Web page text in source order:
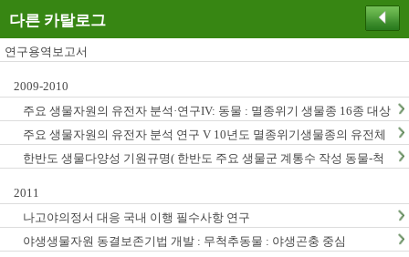
다른 카탈로그
연구용역보고서
2009-2010
주요 생물자원의 유전자 분석·연구IV: 동물 : 멸종위기 생물종 16종 대상
주요 생물자원의 유전자 분석 연구 V 10년도 멸종위기생물종의 유전체
연구
한반도 생물다양성 기원규명( 한반도 주요 생물군 계통수 작성 동물-척
2011
나고야의정서 대응 국내 이행 필수사항 연구
야생생물자원 동결보존기법 개발 : 무척추동물 : 야생곤충 중심